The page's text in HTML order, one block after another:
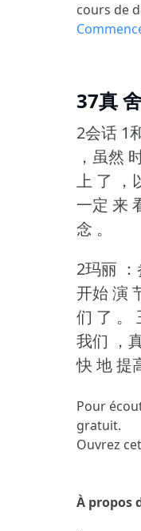
cours de
37真
2会话 1
，虽然
上 了 ，
一定 来
念 。
2玛丽 ：
开始 演
们 了 。
我们 ，
快 地 提
Pour
gratuit.
Ouvrez
À propos